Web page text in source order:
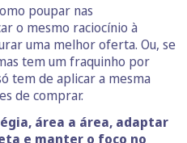
poupar nas
o mesmo raciocínio à
uma melhor oferta. Ou, se
tem um fraquinho por
tem de aplicar a mesma
de comprar.
área a área, adaptar
e manter o foco no